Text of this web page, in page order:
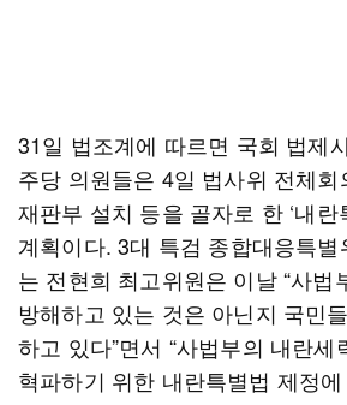
31일 법조계에 따르면 국회 법제
주당 의원들은 4일 법사위 전체회
재판부 설치 등을 골자로 한 ‘내란
계획이다. 3대 특검 종합대응특별
는 전현희 최고위원은 이날 “사법
방해하고 있는 것은 아닌지 국민
하고 있다”면서 “사법부의 내란세
혁파하기 위한 내란특별법 제정